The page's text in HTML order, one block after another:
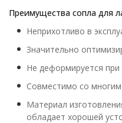
Преимущества сопла для
Неприхотливо в
Значительно
Не деформируется
Совместимо со
Материал
обладает хорошей